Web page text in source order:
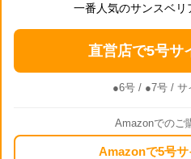
一番人気のサンスベリ
直営店で5号サ
●6号/ ●7号/ サ
Amazonでのご
Amazonで5号サ